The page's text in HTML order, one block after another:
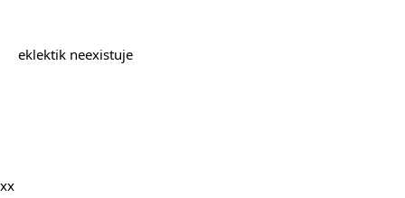
eklektik neexistuje
xx